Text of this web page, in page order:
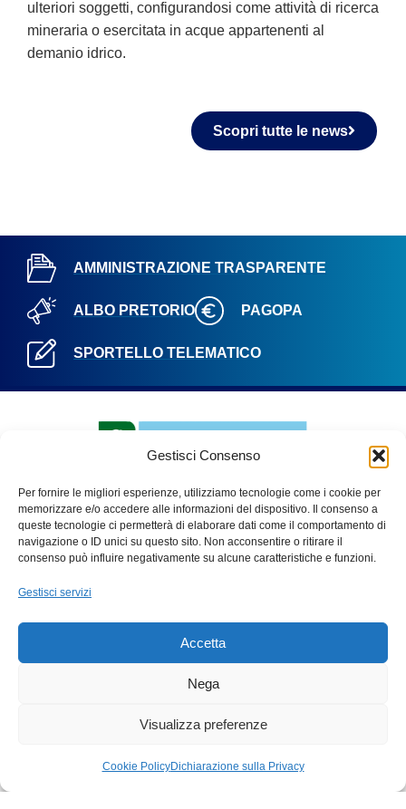
Gestisci Consenso
Per fornire le migliori esperienze, utilizziamo tecnologie come i cookie per
memorizzare e/o accedere alle informazioni del dispositivo. Il consenso a
queste tecnologie ci permetterà di elaborare dati come il comportamento di
navigazione o ID unici su questo sito. Non acconsentire o ritirare il
consenso può influire negativamente su alcune caratteristiche e funzioni.
Gestisci servizi
Accetta
Nega
Visualizza preferenze
Cookie PolicyDichiarazione sulla Privacy
ulteriori soggetti, configurandosi come attività di ricerca
mineraria o esercitata in acque appartenenti al
demanio idrico.
Scopri tutte le news
AMMINISTRAZIONE TRASPARENTE
ALBO PRETORIO PAGOPA
SPORTELLO TELEMATICO
PARCO ADDA NORD
20056 – Trezzo sull’Adda (Mi)
protocollo.parco.addanord@pec.regione.lombardia.it
Privacy policy Cookie policy